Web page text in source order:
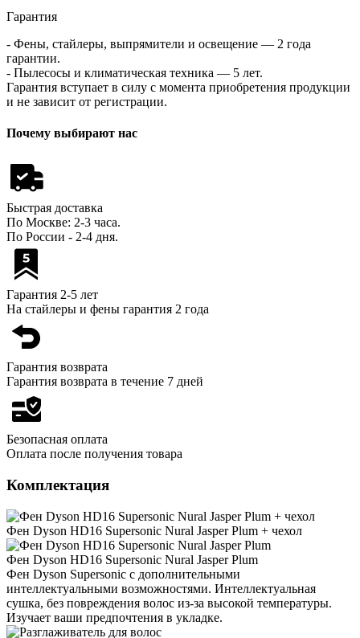
Гарантия
- Фены, стайлеры, выпрямители и освещение — 2 года
гарантии.
- Пылесосы и климатическая техника — 5 лет.
Гарантия вступает в силу с момента приобретения продукции
и не зависит от регистрации.
Почему выбирают нас
Быстрая доставка
По Москве: 2-3 часа.
По России - 2-4 дня.
Гарантия 2-5 лет
На стайлеры и фены гарантия 2 года
Гарантия возврата
Гарантия возврата в течение 7 дней
Безопасная оплата
Оплата после получения товара
Комплектация
Фен Dyson HD16 Supersonic Nural Jasper Plum + чехол
Фен Dyson HD16 Supersonic Nural Jasper Plum
Фен Dyson Supersonic с дополнительными
интеллектуальными возможностями. Интеллектуальная
сушка, без повреждения волос из-за высокой температуры.
Изучает ваши предпочтения в укладке.